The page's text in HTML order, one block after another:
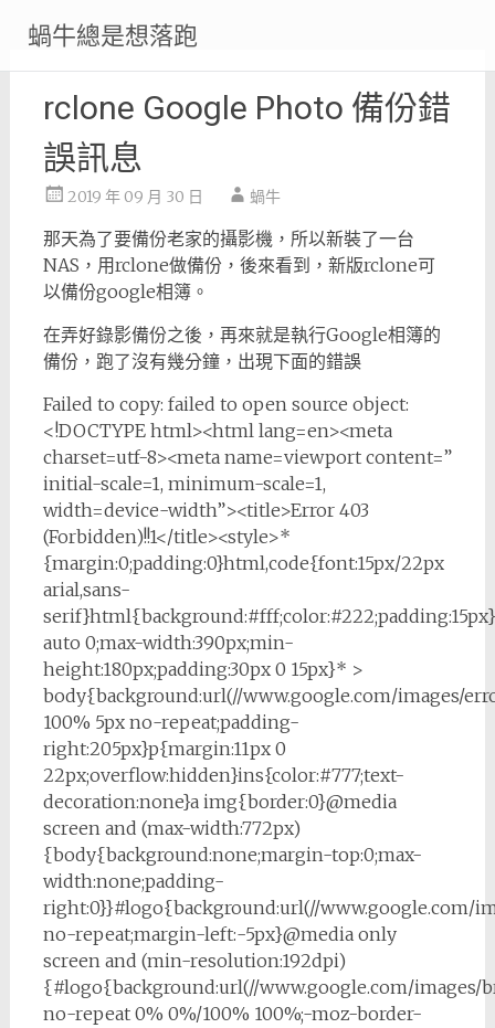
content
蝸牛總是想落跑
rclone Google Photo 備份錯
誤訊息
2019 年 09 月 30 日 蝸牛
那天為了要備份老家的攝影機，所以新裝了一台
NAS，用rclone做備份，後來看到，新版rclone可
以備份google相簿。
在弄好錄影備份之後，再來就是執行Google相簿的
備份，跑了沒有幾分鐘，出現下面的錯誤
Failed to copy: failed to open source object:
<!DOCTYPE html><html lang=en><meta
charset=utf-8><meta name=viewport content=”
initial-scale=1, minimum-scale=1,
width=device-width”><title>Error 403
(Forbidden)!!1</title><style>*
{margin:0;padding:0}html,code{font:15px/22px
arial,sans-
auto 0;max-width:390px;min-
height:180px;padding:30px 0 15px}* >
body{background:url(//www.google.com/images/
100% 5px no-repeat;padding-
right:205px}p{margin:11px 0
22px;overflow:hidden}ins{color:#777;text-
decoration:none}a img{border:0}@media
screen and (max-width:772px)
{body{background:none;margin-top:0;max-
width:none;padding-
right:0}}#logo{background:url(//www.google.com/
no-repeat;margin-left:-5px}@media only
screen and (min-resolution:192dpi)
{#logo{background:url(//www.google.com/images/
no-repeat 0% 0%/100% 100%;-moz-border-